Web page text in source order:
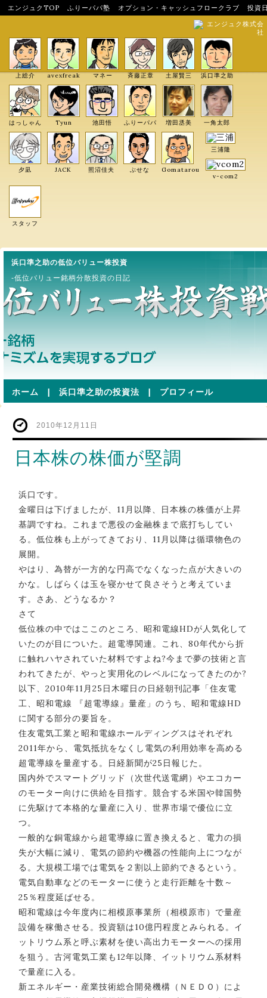
エンジュクTOP ふりーパパ塾 オプション・キャッシュフロークラブ
投資
エンジュク株式会
社
上総介 avexfreak マネー 斉藤正章 土屋賢三 浜口準之助
はっしゃん Tyun 池田悟 ふりーパパ 増田丞美 一角太郎
夕凪 JACK 照沼佳夫 ぶせな Gomatarou
三浦隆
v-com2
スタッフ
浜口準之助の低位バリュー株投資
-低位バリュー銘柄分散投資の日記
ホーム | 浜口準之助の投資法 | プロフィール
2010年12月11日
日本株の株価が堅調
浜口です。
金曜日は下げましたが、11月以降、日本株の株価が上昇
基調ですね。これまで悪役の金融株まで底打ちしてい
る。低位株も上がってきており、11月以降は循環物色の
展開。
やはり、為替が一方的な円高でなくなった点が大きいの
かな。しばらくは玉を寝かせて良さそうと考えていま
す。さあ、どうなるか？
さて
低位株の中ではここのところ、昭和電線HDが人気化して
いたのが目についた。超電導関連。これ、80年代から折
に触れハヤされていた材料ですよね?今まで夢の技術と言
われてきたが、やっと実用化のレベルになってきたのか?
以下、2010年11月25日木曜日の日経朝刊記事「住友電
工、昭和電線 『超電導線』量産」のうち、昭和電線HD
に関する部分の要旨を。
住友電気工業と昭和電線ホールディングスはそれぞれ
2011年から、電気抵抗をなくし電気の利用効率を高める
超電導線を量産する。日経新聞が25日報じた。
国内外でスマートグリッド（次世代送電網）やエコカー
のモーター向けに供給を目指す。競合する米国や韓国勢
に先駆けて本格的な量産に入り、世界市場で優位に立
つ。
一般的な銅電線から超電導線に置き換えると、電力の損
失が大幅に減り、電気の節約や機器の性能向上につなが
る。大規模工場では電気を２割以上節約できるという。
電気自動車などのモーターに使うと走行距離を十数～
25％程度延ばせる。
昭和電線は今年度内に相模原事業所（相模原市）で量産
設備を稼働させる。投資額は10億円程度とみられる。イ
ットリウム系と呼ぶ素材を使い高出力モーターへの採用
を狙う。古河電気工業も12年以降、イットリウム系材料
で量産に入る。
新エネルギー・産業技術総合開発機構（ＮＥＤＯ）によ